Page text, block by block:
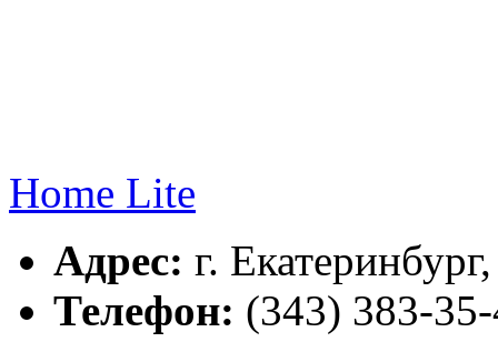
Home Lite
Адрес: г.
Телефон: (343) 383-